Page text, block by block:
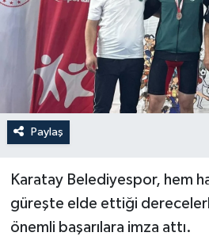
Paylaş
Karatay Belediyespor, hem
güreşte elde ettiği
önemli başarılara imza attı.